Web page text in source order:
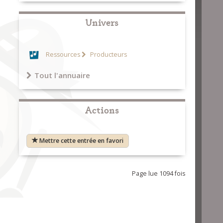
Univers
Ressources Producteurs
Tout l'annuaire
Actions
Mettre cette entrée en favori
Page lue 1094 fois